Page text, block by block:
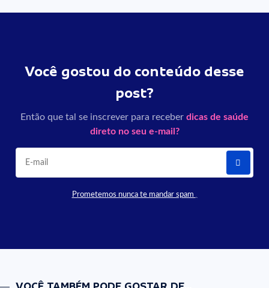
Você gostou do conteúdo desse
post?
Então que tal se inscrever para receber dicas de saúde
direto no seu e-mail?
Prometemos nunca te mandar spam